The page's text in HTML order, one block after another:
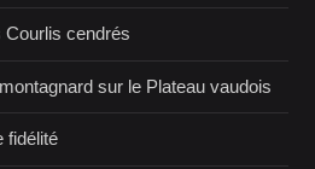
Courlis cendrés
sur le Plateau vaudois
fidélité